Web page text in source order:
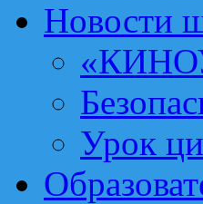
Новости
Урок